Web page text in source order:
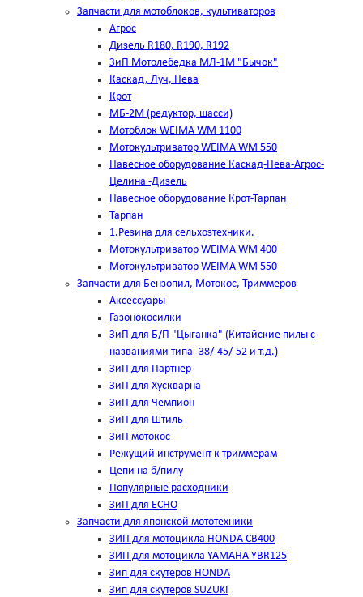
Запчасти для мотоблоков, культиваторов
Агрос
Дизель R180, R190, R192
ЗиП Мотолебедка МЛ-1М "Бычок"
Каскад, Луч, Нева
Крот
МБ-2М (редуктор, шасси)
Мотоблок WEIMA WM 1100
Мотокультриватор WEIMA WM 550
Навесное оборудование Каскад-Нева-Агрос-
Целина -Дизель
Навесное оборудование Крот-Тарпан
Тарпан
1.Резина для сельхозтехники.
Мотокультриватор WEIMA WM 400
Мотокультриватор WEIMA WM 550
Запчасти для Бензопил, Мотокос, Триммеров
Аксессуары
Газонокосилки
ЗиП для Б/П "Цыганка" (Китайские пилы с
названиями типа -38/-45/-52 и т.д.)
ЗиП для Партнер
ЗиП для Хускварна
ЗиП для Чемпион
ЗиП для Штиль
ЗиП мотокос
Режущий инструмент к триммерам
Цепи на б/пилу
Популярные расходники
ЗиП для ЕСНО
Запчасти для японской мототехники
ЗИП для мотоцикла HONDA CB400
ЗИП для мотоцикла YAMAHA YBR125
Зип для скутеров HONDA
Зип для скутеров SUZUKI